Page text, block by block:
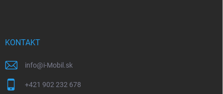
KONTAKT
info@i-Mobil.sk
+421 902 232 678